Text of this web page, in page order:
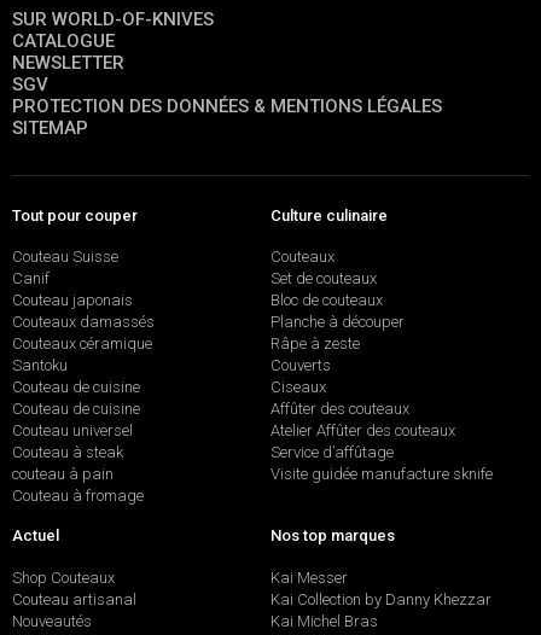
SUR WORLD-OF-KNIVES
CATALOGUE
NEWSLETTER
SGV
PROTECTION DES DONNÉES & MENTIONS LÉGALES
SITEMAP
Tout pour couper
Couteau Suisse
Canif
Couteau japonais
Couteaux damassés
Couteaux céramique
Santoku
Couteau de cuisine
Couteau de cuisine
Couteau universel
Couteau à steak
couteau à pain
Couteau à fromage
Culture culinaire
Couteaux
Set de couteaux
Bloc de couteaux
Planche à découper
Râpe à zeste
Couverts
Ciseaux
Affûter des couteaux
Atelier Affûter des couteaux
Service d’affûtage
Visite guidée manufacture sknife
Actuel
Shop Couteaux
Couteau artisanal
Nouveautés
Nos top marques
Kai Messer
Kai Collection by Danny Khezzar
Kai Michel Bras